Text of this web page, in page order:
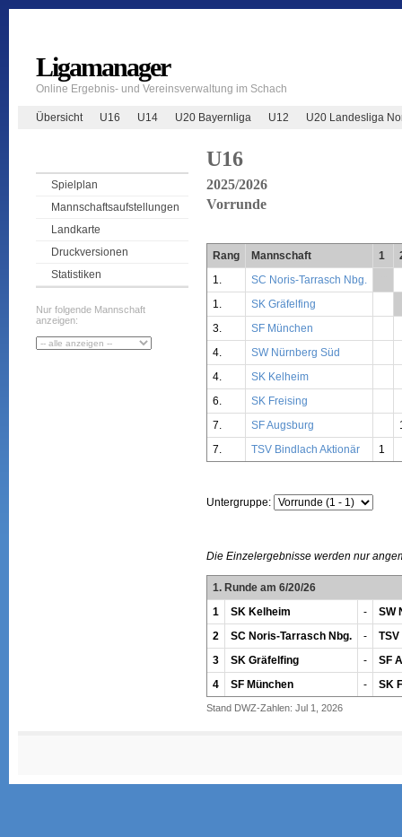
Ligamanager
Online Ergebnis- und Vereinsverwaltung im Schach
Übersicht U16 U14 U20 Bayernliga U12 U20 Landesliga
Spielplan
Mannschaftsaufstellungen
Landkarte
Druckversionen
Statistiken
Nur folgende Mannschaft
anzeigen:
U16
2025/2026
Vorrunde
Rang Mannschaft 1
1.
SC Noris-Tarrasch Nbg.
1.
SK Gräfelfing
3.
SF München
4.
SW Nürnberg Süd
4.
SK Kelheim
6.
SK Freising
7.
SF Augsburg
7.
TSV Bindlach Aktionär 1
Untergruppe:
Die Einzelergebnisse werden nur
1. Runde am 6/20/26
1
SK Kelheim -
SW
2
SC Noris-Tarrasch Nbg. -
3
SK Gräfelfing -
SF
4
SF München - SK
Stand DWZ-Zahlen: Jul 1, 2026